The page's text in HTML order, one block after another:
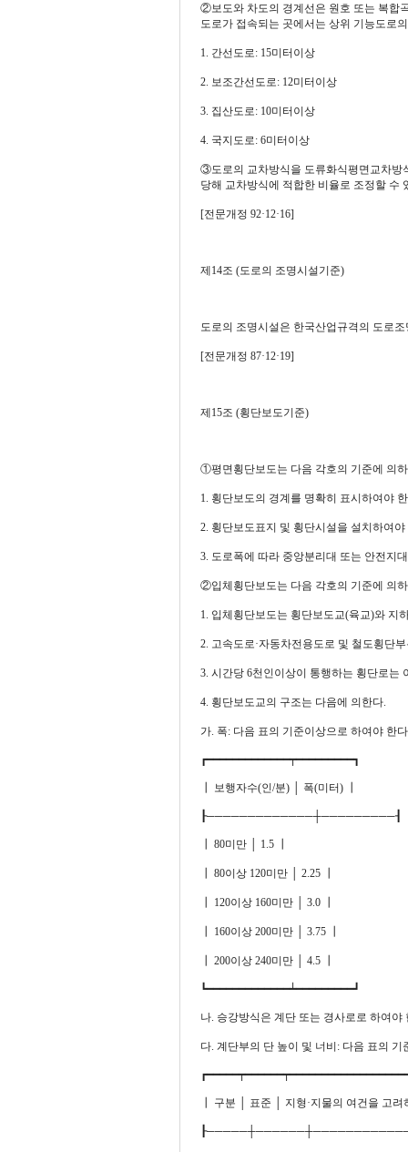
②보도와 차도의 경계선은 원호 또는 복합
도로가 접속되는 곳에서는 상위 기능도로
1. 간선도로: 15미터이상
2. 보조간선도로: 12미터이상
3. 집산도로: 10미터이상
4. 국지도로: 6미터이상
③도로의 교차방식을 도류화식평면교차방
당해 교차방식에 적합한 비율로 조정할 수
[전문개정 92·12·16]
제14조 (도로의 조명시설기준)
도로의 조명시설은 한국산업규격의 도로조
[전문개정 87·12·19]
제15조 (횡단보도기준)
①평면횡단보도는 다음 각호의 기준에 의
1. 횡단보도의 경계를 명확히 표시하여야
2. 횡단보도표지 및 횡단시설을 설치하여야
3. 도로폭에 따라 중앙분리대 또는 안전지
②입체횡단보도는 다음 각호의 기준에 의하
1. 입체횡단보도는 횡단보도교(육교)와 지
2. 고속도로·자동차전용도로 및 철도횡단
3. 시간당 6천인이상이 통행하는 횡단로는
4. 횡단보도교의 구조는 다음에 의한다.
가. 폭: 다음 표의 기준이상으로 하여야 한
┏━━━━━━━━━━━━━┯━━━━━━━━━┓
┃ 보행자수(인/분) │ 폭(미터) ┃
┠─────────────┼─────────┨
┃ 80미만 │ 1.5 ┃
┃ 80이상 120미만 │ 2.25 ┃
┃ 120이상 160미만 │ 3.0 ┃
┃ 160이상 200미만 │ 3.75 ┃
┃ 200이상 240미만 │ 4.5 ┃
┗━━━━━━━━━━━━━┷━━━━━━━━━┛
나. 승강방식은 계단 또는 경사로로 하여야
다. 계단부의 단 높이 및 너비: 다음 표의 기
┃ 구분 │ 표준 │ 지형·지물의 여건을 고